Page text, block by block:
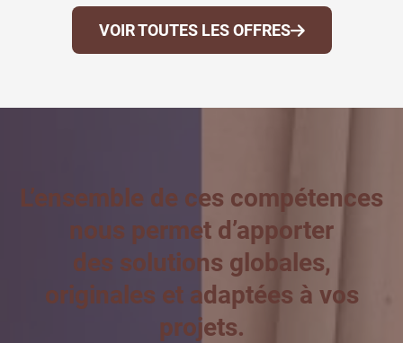
VOIR TOUTES LES OFFRES
L’ensemble de ces compétences
nous permet d’apporter
des solutions globales,
originales et adaptées à vos
projets.